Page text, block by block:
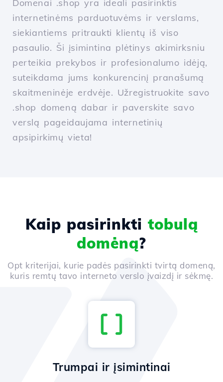
Domenai .shop yra ideali pasirinktis
internetinėms parduotuvėms ir verslams,
siekiantiems pritraukti klientų iš viso
pasaulio. Ši įsimintina plėtinys akimirksniu
perteikia prekybos ir profesionalumo idėją,
suteikdama jums konkurencinį pranašumą
skaitmeninėje erdvėje. Užregistruokite savo
.shop domeną dabar ir paverskite savo
verslą pageidaujama internetinių
apsipirkimų vieta!
Kaip pasirinkti tobulą
domėną?
Opt kriterijai, kurie padės pasirinkti tvirtą domeną,
kuris remtų tavo interneto verslo įvaizdį ir sėkmę.
Trumpai ir įsimintinai